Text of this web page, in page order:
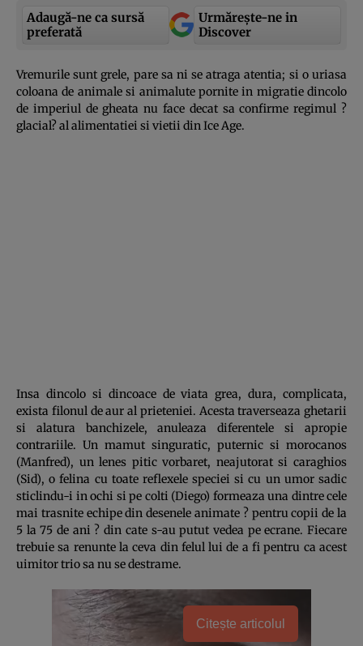
Adaugă-ne ca sursă
preferată
Urmărește-ne in
Discover
Vremurile sunt grele, pare sa ni se atraga atentia; si o uriasa
coloana de animale si animalute pornite in migratie dincolo
de imperiul de gheata nu face decat sa confirme regimul ?
glacial? al alimentatiei si vietii din Ice Age.
Insa dincolo si dincoace de viata grea, dura, complicata,
exista filonul de aur al prieteniei. Acesta traverseaza ghetarii
si alatura banchizele, anuleaza diferentele si apropie
contrariile. Un mamut singuratic, puternic si morocanos
(Manfred), un lenes pitic vorbaret, neajutorat si caraghios
(Sid), o felina cu toate reflexele speciei si cu un umor sadic
sticlindu-i in ochi si pe colti (Diego) formeaza una dintre cele
mai trasnite echipe din desenele animate ? pentru copii de la
5 la 75 de ani ? din cate s-au putut vedea pe ecrane. Fiecare
trebuie sa renunte la ceva din felul lui de a fi pentru ca acest
uimitor trio sa nu se destrame.
Citește articolul